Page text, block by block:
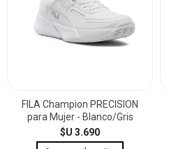
FILA Champion PRECISION
para Mujer - Blanco/Gris
$U 3.690